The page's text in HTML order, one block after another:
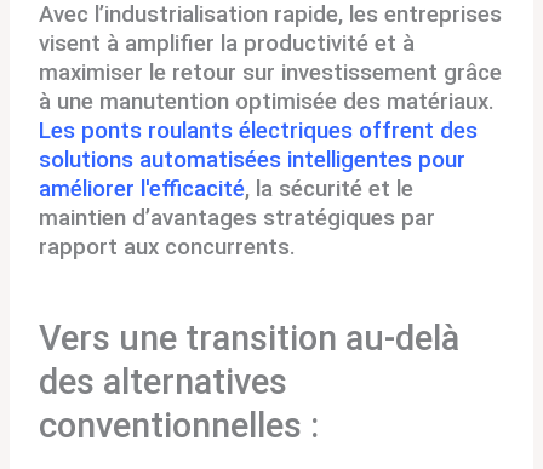
Avec l’industrialisation rapide, les entreprises
visent à amplifier la productivité et à
maximiser le retour sur investissement grâce
à une manutention optimisée des matériaux.
Les ponts roulants électriques offrent des
solutions automatisées intelligentes pour
améliorer l'efficacité, la sécurité et le
maintien d’avantages stratégiques par
rapport aux concurrents.
Vers une transition au-delà
des alternatives
conventionnelles :